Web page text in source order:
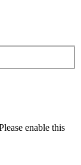
enable this